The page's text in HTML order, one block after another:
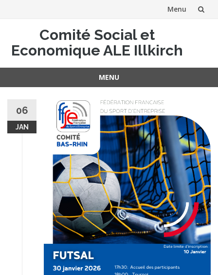
Menu
au
Comité Social et
Economique ALE Illkirch
MENU
contenu
06
JAN